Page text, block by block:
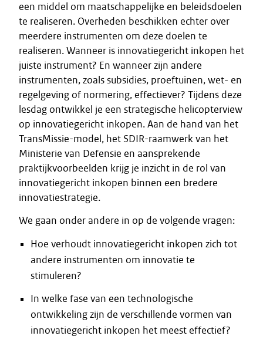
een middel om maatschappelijke en beleidsdoelen
te realiseren. Overheden beschikken echter over
meerdere instrumenten om deze doelen te
realiseren. Wanneer is innovatiegericht inkopen het
juiste instrument? En wanneer zijn andere
instrumenten, zoals subsidies, proeftuinen, wet- en
regelgeving of normering, effectiever? Tijdens deze
lesdag ontwikkel je een strategische helicopterview
op innovatiegericht inkopen. Aan de hand van het
TransMissie-model, het SDIR-raamwerk van het
Ministerie van Defensie en aansprekende
praktijkvoorbeelden krijg je inzicht in de rol van
innovatiegericht inkopen binnen een bredere
innovatiestrategie.
We gaan onder andere in op de volgende vragen:
Hoe verhoudt innovatiegericht inkopen zich tot
andere instrumenten om innovatie te
stimuleren?
In welke fase van een technologische
ontwikkeling zijn de verschillende vormen van
innovatiegericht inkopen het meest effectief?